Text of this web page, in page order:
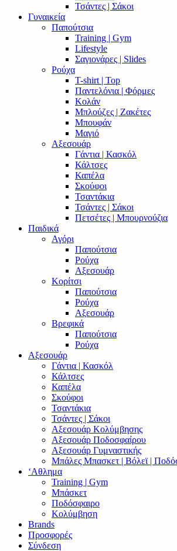
Τσάντες | Σάκοι
Γυναικεία
Παπούτσια
Training | Gym
Lifestyle
Σαγιονάρες | Slides
Ρούχα
T-shirt | Top
Παντελόνια | Φόρμες
Κολάν
Μπλούζες | Ζακέτες
Μπουφάν
Μαγιό
Αξεσουάρ
Γάντια | Κασκόλ
Κάλτσες
Καπέλα
Σκούφοι
Τσαντάκια
Τσάντες | Σάκοι
Πετσέτες | Μπουρνούζια
Παιδικά
Αγόρι
Παπούτσια
Ρούχα
Αξεσουάρ
Κορίτσι
Παπούτσια
Ρούχα
Αξεσουάρ
Βρεφικά
Παπούτσια
Ρούχα
Αξεσουάρ
Γάντια | Κασκόλ
Κάλτσες
Καπέλα
Σκούφοι
Τσαντάκια
Τσάντες | Σάκοι
Αξεσουάρ Κολύμβησης
Αξεσουάρ Ποδοσφαίρου
Αξεσουάρ Γυμναστικής
Μπάλες Μπασκετ | Βόλεϊ |
‘Αθλημα
Training | Gym
Μπάσκετ
Ποδόσφαιρο
Κολύμβηση
Brands
Προσφορές
Σύνδεση